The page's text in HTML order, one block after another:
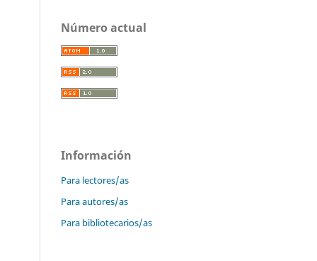
Número actual
Información
Para lectores/as
Para autores/as
Para bibliotecarios/as